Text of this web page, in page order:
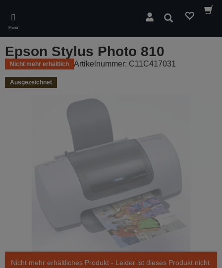
main
content
Menü
Suchen
Epson Stylus Photo 810
Nicht mehr erhältlich Artikelnummer: C11C417031
Ausgezeichnet
Nicht mehr erhältliches Produkt - Leider ist dieses Produkt nicht